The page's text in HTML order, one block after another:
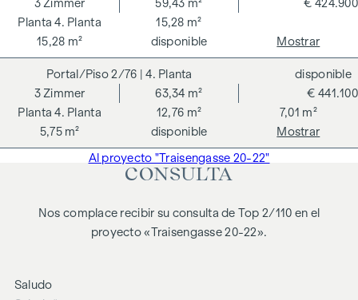
4. Planta
3 Zimmer
59,43 m²
15,28 m²
15,28 m²
€ 424.900
disponible Mostrar
2/76 | 4. Planta
4. Planta
3 Zimmer
63,34 m²
12,76 m²
7,01 m²
5,75 m²
€ 441.100
disponible
disponible
Mostrar
Al proyecto "Traisengasse 20-22"
CONSULTA
Nos complace recibir su consulta de Top 2/110 en el
proyecto «Traisengasse 20-22».
Saludo